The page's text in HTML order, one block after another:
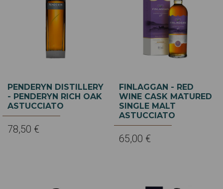
PENDERYN DISTILLERY
- PENDERYN RICH OAK
ASTUCCIATO
78,50 €
FINLAGGAN - RED
WINE CASK MATURED
SINGLE MALT
ASTUCCIATO
65,00 €